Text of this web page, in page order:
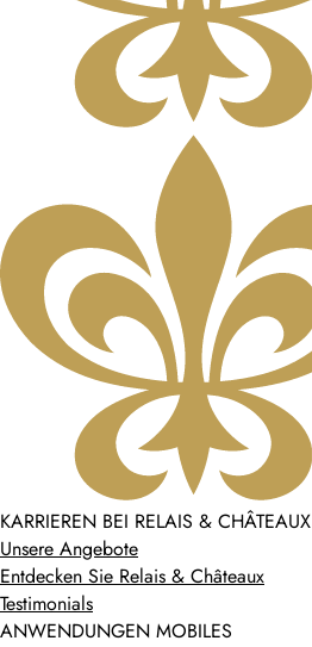
KARRIEREN BEI RELAIS & CHÂTEAUX
Unsere Angebote
Entdecken Sie Relais & Châteaux
Testimonials
ANWENDUNGEN MOBILES